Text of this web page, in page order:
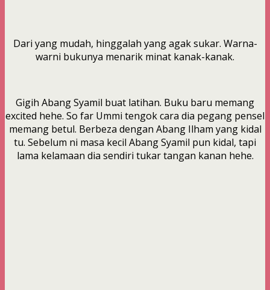
Dari yang mudah, hinggalah yang agak sukar. Warna-
warni bukunya menarik minat kanak-kanak.
Gigih Abang Syamil buat latihan. Buku baru memang
excited hehe. So far Ummi tengok cara dia pegang pensel
memang betul. Berbeza dengan Abang Ilham yang kidal
tu. Sebelum ni masa kecil Abang Syamil pun kidal, tapi
lama kelamaan dia sendiri tukar tangan kanan hehe.